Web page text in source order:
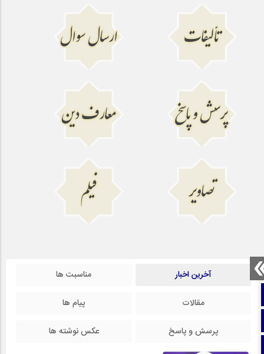
اوضاع سیاسی و اجتماعی مردم کوفه
تألیفات
ارسال سوال
پرسش و پاسخ
معارف دین
تصاویر
فیلم
آخرین اخبار
مناسبت ها
مقالات
پیام ها
پرسش و پاسخ
عکس نوشته ها